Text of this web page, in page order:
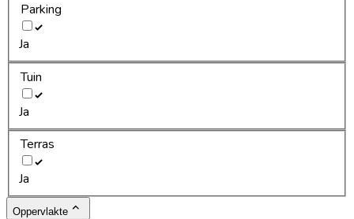
Parking
Ja
Tuin
Ja
Terras
Ja
Oppervlakte